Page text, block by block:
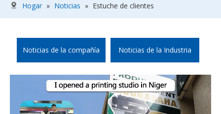
Hogar » Noticias » Estuche de clientes
Noticias de la compañía Noticias de la Industria